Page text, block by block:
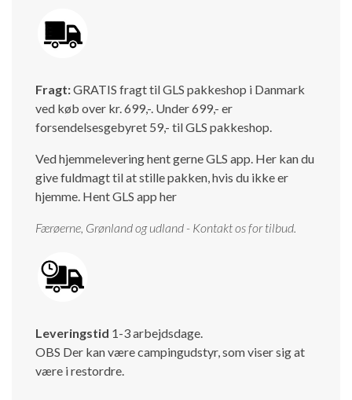
Fragt:GRATIS fragt til GLS pakkeshop i Danmark
ved køb over kr. 699,-. Under 699,- er
forsendelsesgebyret 59,- til GLS pakkeshop.
Ved hjemmelevering hent gerne GLS app. Her kan du
give fuldmagt til at stille pakken, hvis du ikke er
hjemme. Hent GLS app her
Færøerne, Grønland og udland - Kontakt os for tilbud.
Leveringstid 1-3 arbejdsdage.
OBS Der kan være campingudstyr, som viser sig at
være i restordre.